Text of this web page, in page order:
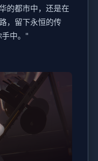
的都市中，还是在
，留下永恒的传
中。"